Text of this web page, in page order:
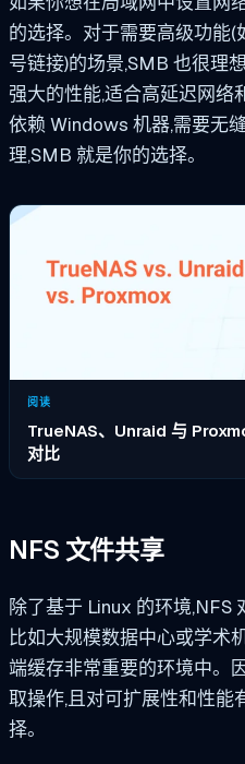
的选择。对于需要高级功能
号链接)的场景,SMB 也很理
强大的性能,适合高延迟网络
依赖 Windows 机器,需要无
理,SMB 就是你的选择。
阅读
TrueNAS、Unraid 与
对比
NFS 文件共享
除了基于 Linux 的环境,NFS
比如大规模数据中心或学术
端缓存非常重要的环境中。
取操作,且对可扩展性和性能
择。